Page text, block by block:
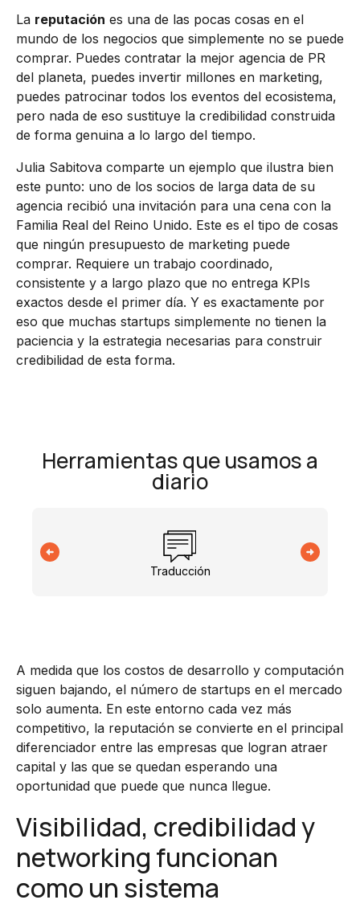
La reputación es una de las pocas cosas en el
mundo de los negocios que simplemente no se puede
comprar. Puedes contratar la mejor agencia de PR
del planeta, puedes invertir millones en marketing,
puedes patrocinar todos los eventos del ecosistema,
pero nada de eso sustituye la credibilidad construida
de forma genuina a lo largo del tiempo.
Julia Sabitova comparte un ejemplo que ilustra bien
este punto: uno de los socios de larga data de su
agencia recibió una invitación para una cena con la
Familia Real del Reino Unido. Este es el tipo de cosas
que ningún presupuesto de marketing puede
comprar. Requiere un trabajo coordinado,
consistente y a largo plazo que no entrega KPIs
exactos desde el primer día. Y es exactamente por
eso que muchas startups simplemente no tienen la
paciencia y la estrategia necesarias para construir
credibilidad de esta forma.
Herramientas que usamos a
diario
Traducción
A medida que los costos de desarrollo y computación
siguen bajando, el número de startups en el mercado
solo aumenta. En este entorno cada vez más
competitivo, la reputación se convierte en el principal
diferenciador entre las empresas que logran atraer
capital y las que se quedan esperando una
oportunidad que puede que nunca llegue.
Visibilidad, credibilidad y
networking funcionan
como un sistema